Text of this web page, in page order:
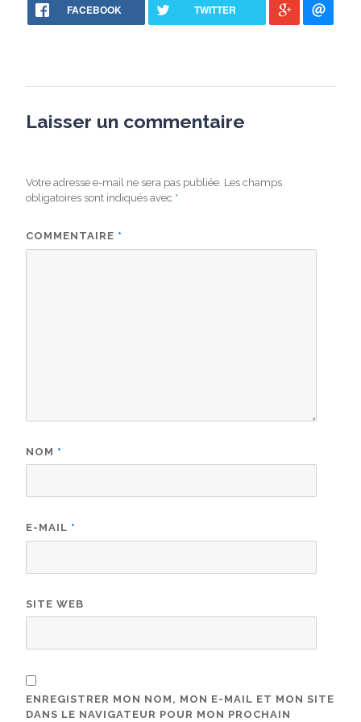
FACEBOOK TWITTER
Laisser un commentaire
Votre adresse e-mail ne sera pas publiée. Les champs
obligatoires sont indiqués avec *
COMMENTAIRE *
NOM *
E-MAIL *
SITE WEB
ENREGISTRER MON NOM, MON E-MAIL ET MON SITE
DANS LE NAVIGATEUR POUR MON PROCHAIN